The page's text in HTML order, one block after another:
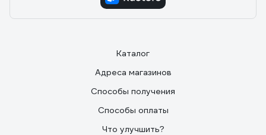
Каталог
Адреса магазинов
Способы получения
Способы оплаты
Что улучшить?